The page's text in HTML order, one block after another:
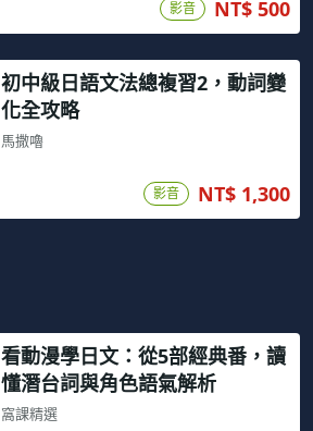
影音 NT$ 500
初中級日語文法總複習2，動詞變
化全攻略
馬撒嚕
影音 NT$ 1,300
看動漫學日文：從5部經典番，讀
懂潛台詞與角色語氣解析
窩課精選